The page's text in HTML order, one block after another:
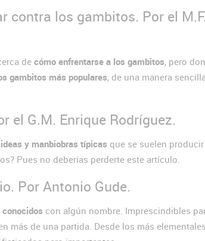
contra los gambitos. Por el
de cómo enfrentarse a los gambitos, pero
gambitos más populares, de una manera
el G.M. Enrique Rodríguez.
y manbiobras típicas que se suelen
Pues no deberías perderte este artículo.
Por Antonio Gude.
con algún nombre. Imprescindibles
más de una partida. Desde los más